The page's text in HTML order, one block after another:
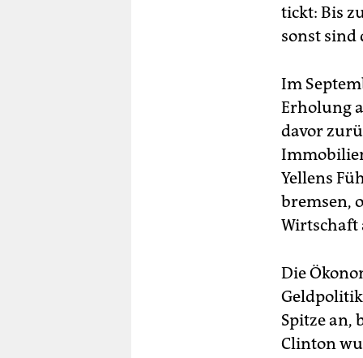
tickt: Bis
sonst sind
Im
Erholung
davor
Yellens
bremsen,
Wirtschaft
Die
Geldpolitik
Spitze an,
Clinton